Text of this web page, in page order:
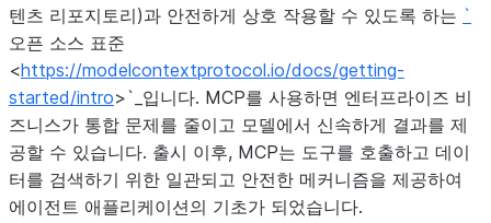
텐츠 리포지토리)과 안전하게 상호 작용할 수 있도록 하는 `
오픈 소스 표준
<https://modelcontextprotocol.io/docs/getting-
started/intro>`_입니다. MCP를 사용하면 엔터프라이즈 비
즈니스가 통합 문제를 줄이고 모델에서 신속하게 결과를 제
공할 수 있습니다. 출시 이후, MCP는 도구를 호출하고 데이
터를 검색하기 위한 일관되고 안전한 메커니즘을 제공하여
에이전트 애플리케이션의 기초가 되었습니다.